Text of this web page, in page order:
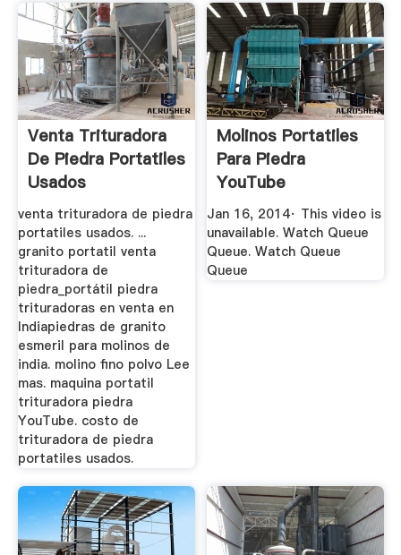
Venta Trituradora
De Piedra Portatiles
Usados
venta trituradora de piedra
portatiles usados. ...
granito portatil venta
trituradora de
piedra_portátil piedra
trituradoras en venta en
Indiapiedras de granito
esmeril para molinos de
india. molino fino polvo Lee
mas. maquina portatil
trituradora piedra
YouTube. costo de
trituradora de piedra
portatiles usados.
Molinos Portatiles
Para Piedra
YouTube
Jan 16, 2014· This video is
unavailable. Watch Queue
Queue. Watch Queue
Queue